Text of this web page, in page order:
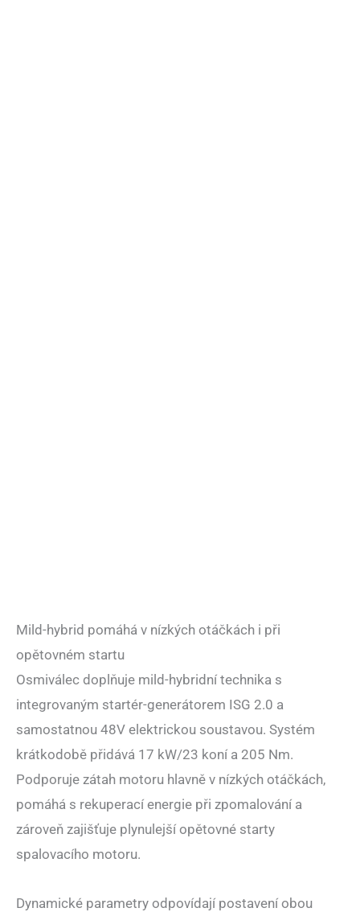
Mild-hybrid pomáhá v nízkých otáčkách i při
opětovném startu
Osmiválec doplňuje mild-hybridní technika s
integrovaným startér-generátorem ISG 2.0 a
samostatnou 48V elektrickou soustavou. Systém
krátkodobě přidává 17 kW/23 koní a 205 Nm.
Podporuje zátah motoru hlavně v nízkých otáčkách,
pomáhá s rekuperací energie při zpomalování a
zároveň zajišťuje plynulejší opětovné starty
spalovacího motoru.
Dynamické parametry odpovídají postavení obou